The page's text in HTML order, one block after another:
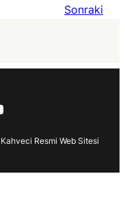
Sonraki
Resmi Web Sitesi